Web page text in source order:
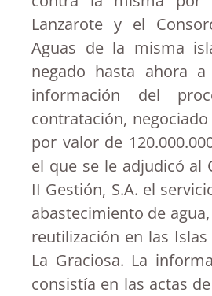
Lanzarote y el
Aguas de la misma
negado hasta ahora
información del
contratación,
por valor de
el que se le adjudicó al
II Gestión, S.A. el
abastecimiento de
reutilización en las
La Graciosa. La
consistía en las actas